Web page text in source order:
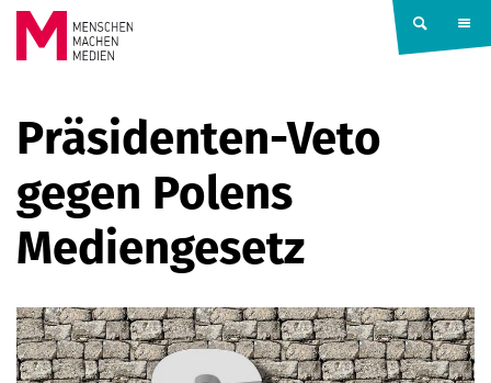
Springe zum Inhalt
MACHEN
MEDIEN
Präsidenten-Veto
gegen Polens
Mediengesetz